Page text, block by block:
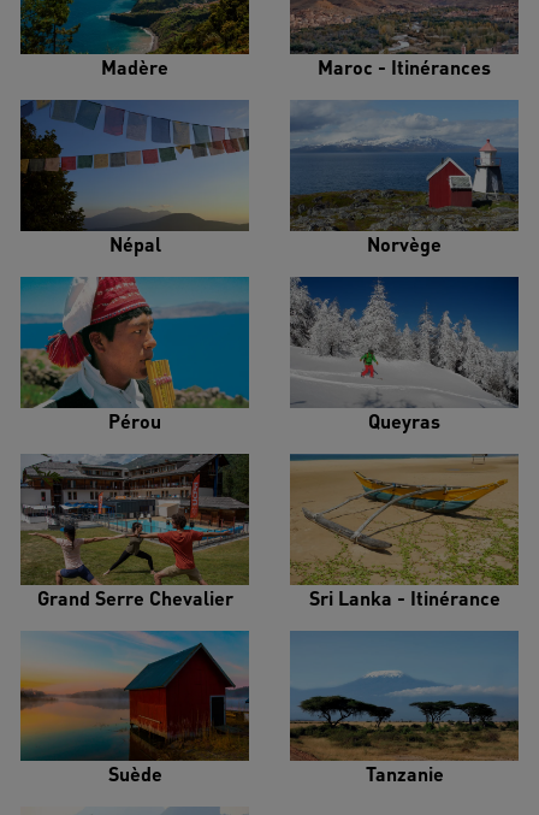
Madère Maroc - Itinérances
Népal Norvège
Pérou Queyras
Grand Serre Chevalier Sri Lanka - Itinérance
Suède Tanzanie